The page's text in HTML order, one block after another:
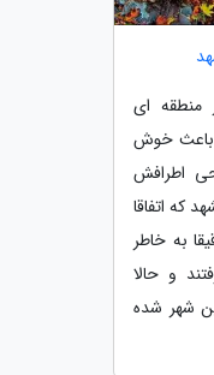
منطقه ای
باعث خوش
اطرافش
که اتفاقا
به خاطر
و حالا
شهر شده